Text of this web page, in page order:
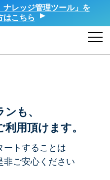
ナレッジ管理ツール」を
はこちら
も、
用頂けます。
ートすることは
非ご安心ください